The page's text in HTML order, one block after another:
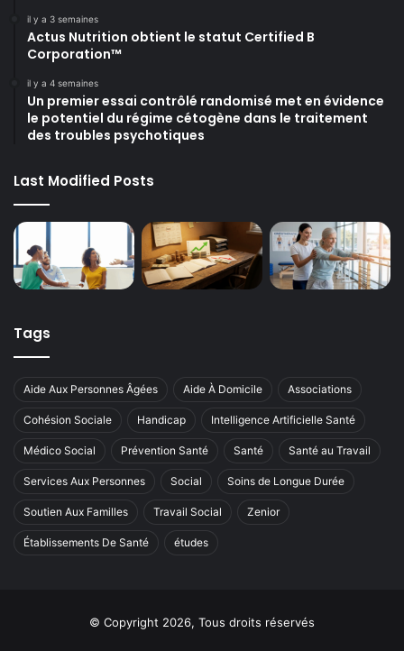
il y a 3 semaines
Actus Nutrition obtient le statut Certified B
Corporation™
il y a 4 semaines
Un premier essai contrôlé randomisé met en évidence
le potentiel du régime cétogène dans le traitement
des troubles psychotiques
Last Modified Posts
Tags
Aide Aux Personnes Âgées Aide À Domicile Associations
Cohésion Sociale Handicap Intelligence Artificielle Santé
Médico Social Prévention Santé Santé Santé au Travail
Services Aux Personnes Social Soins de Longue Durée
Soutien Aux Familles Travail Social Zenior
Établissements De Santé études
© Copyright 2026, Tous droits réservés